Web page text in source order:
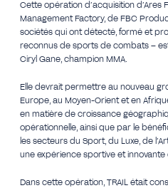
Cette opération d’acquisition d’Ares
Management Factory, de FBC
sociétés qui ont détecté, formé et
reconnus de sports de combats –
Ciryl Gane, champion MMA.
Elle devrait permettre au nouveau
Europe, au Moyen-Orient et en
en matière de croissance
opérationnelle, ainsi que par le
les secteurs du Sport, du Luxe, de
une expérience sportive et innovante
Dans cette opération, TRAIL était